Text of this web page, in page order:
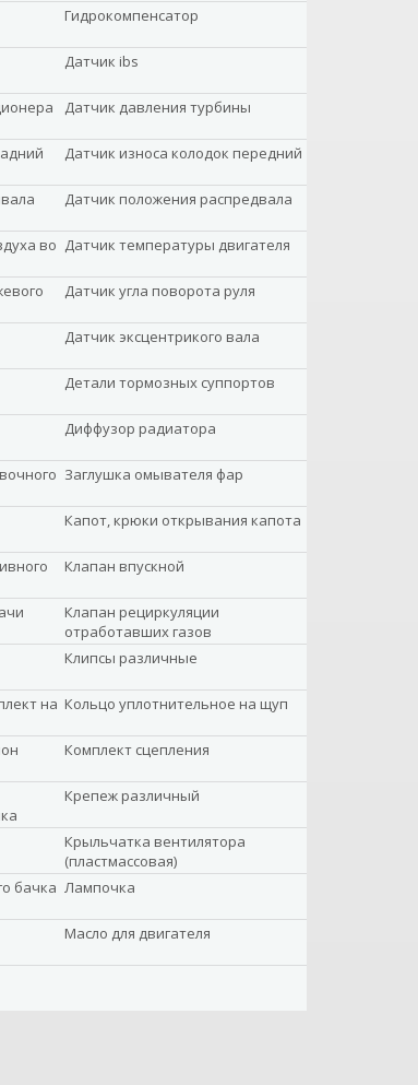
Гидрокомпенсатор
Датчик ibs
Датчик давления турбины
Датчик износа колодок передний
Датчик положения распредвала
во Датчик температуры двигателя
Датчик угла поворота руля
Датчик эксцентрикого вала
Детали тормозных суппортов
Диффузор радиатора
Заглушка омывателя фар
Капот, крюки открывания капота
Клапан впускной
Клапан рециркуляции
отработавших газов
Клипсы различные
на Кольцо уплотнительное на щуп
Комплект сцепления
Крепеж различный
Крыльчатка вентилятора
(пластмассовая)
бачка Лампочка
Масло для двигателя